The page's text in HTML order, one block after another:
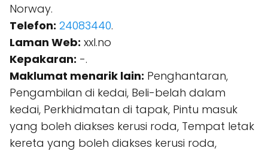
Norway.
Telefon: 24083440.
Laman Web: xxl.no
Kepakaran: -.
Maklumat menarik lain: Penghantaran,
Pengambilan di kedai, Beli-belah dalam
kedai, Perkhidmatan di tapak, Pintu masuk
yang boleh diakses kerusi roda, Tempat letak
kereta yang boleh diakses kerusi roda,